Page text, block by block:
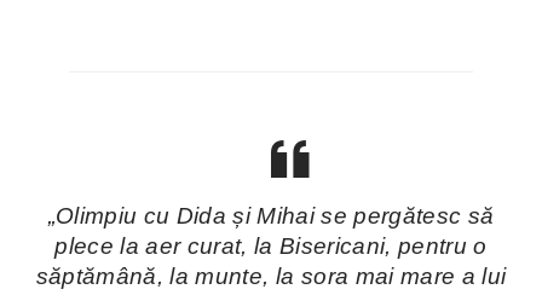
„Olimpiu cu Dida și Mihai se pergătesc să
plece la aer curat, la Bisericani, pentru o
săptămână, la munte, la sora mai mare a lui